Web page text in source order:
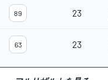
89 23
63 23